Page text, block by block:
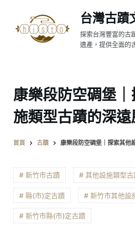
至
台灣古蹟
探索台灣豐富的古
遺產，提供全面的
康樂段防空碉堡
施類型古蹟的深遠
首頁 古蹟 康樂段防空碉堡｜探索其他
# 新竹市古蹟 # 其他設施類型古
# 縣(市)定古蹟 # 新竹市其他設
# 新竹市縣(市)定古蹟